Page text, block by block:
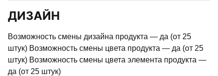
ДИЗАЙН
Возможность смены дизайна продукта — да (от 25
штук) Возможность смены цвета продукта — да (от 25
штук) Возможность смены цвета элемента продукта —
да (от 25 штук)